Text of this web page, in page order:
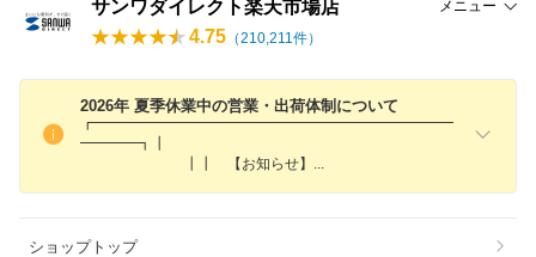
サンワダイレクト楽天市場店 メニュー
4.75 （210,211 件）
2026年 夏季休業中の営業・出荷体制について
┏━━━━━━━━━━━━━━━━━━━━━━━━━
━━━━┓┃
┃┃ 【お知らせ】
ショップトップ